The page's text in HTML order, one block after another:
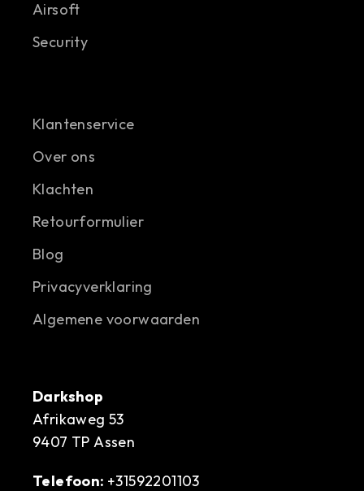
Airsoft
Security
Klantenservice
Over ons
Klachten
Retourformulier
Blog
Privacyverklaring
Algemene voorwaarden
Darkshop
Afrikaweg 53
9407 TP Assen
Telefoon: +31592201103